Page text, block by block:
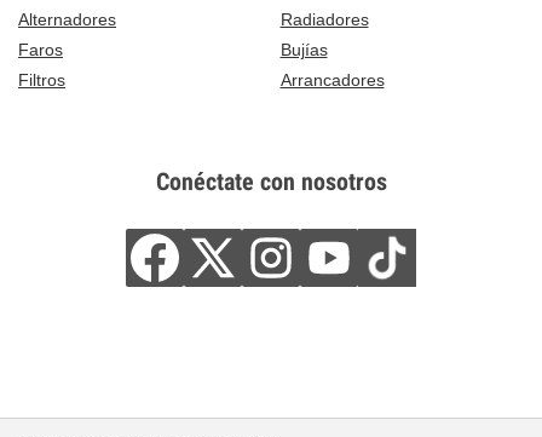
Alternadores
Radiadores
Faros
Bujías
Filtros
Arrancadores
Conéctate con nosotros